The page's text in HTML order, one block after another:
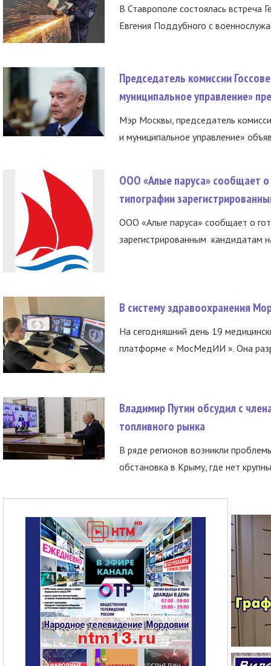
В Ставрополе состоялась встреча
Евгения Поддубного с
Председатель комиссии
муниципальное управление»
Мэр Москвы, председатель
и муниципальное управление»
ООО «Алые паруса» сообщает о
типографии
ООО «Алые паруса» сообщает о
зарегистрированным кандидатам
В систему здравоохранения
На сегодняшний день 19
платформе « МосМедИИ ». Она
Владимир Путин обсудил с
топливного рынка
В ряде регионов возникли
обстановка в Крыму, где нет